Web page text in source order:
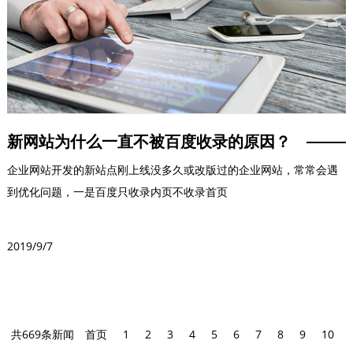
新网站为什么一直不被百度收录的原因？
企业网站开发的新站点刚上线没多久或改版过的企业网站，常常会遇
到优化问题，一是百度只收录内页不收录首页
2019/9/7
共669条新闻 首页 1 2 3 4 5 6 7 8 9 10